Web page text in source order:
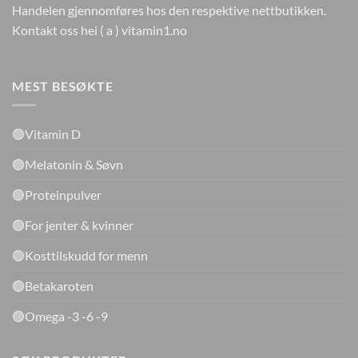
Handelen gjennomføres hos den respektive nettbutikken.
Kontakt oss hei ( a ) vitamin1.no
MEST BESØKTE
🟢Vitamin D
🟢Melatonin & Søvn
🟢Proteinpulver
🟢For jenter & kvinner
🟢Kosttilskudd for menn
🟢Betakaroten
🟢Omega -3 -6 -9